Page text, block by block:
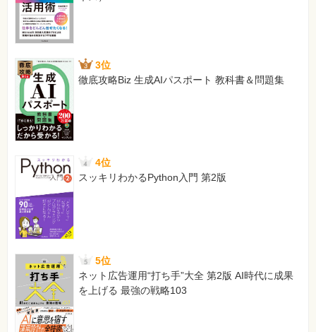
3位
徹底攻略Biz 生成AIパスポート 教科書＆問題集
4位
スッキリわかるPython入門 第2版
5位
ネット広告運用“打ち手”大全 第2版 AI時代に成果
を上げる 最強の戦略103